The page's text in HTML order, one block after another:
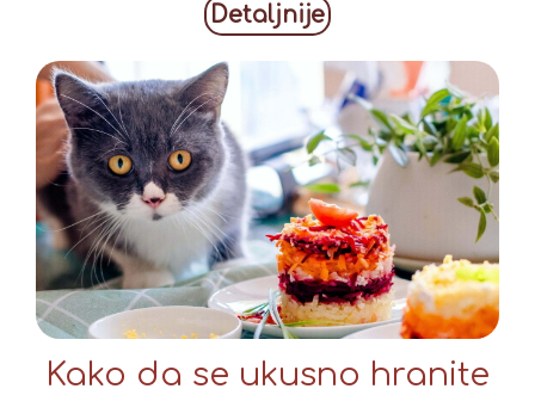
Detaljnije
Kako da se ukusno hranite